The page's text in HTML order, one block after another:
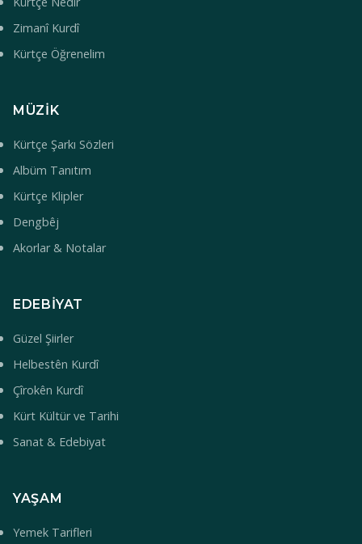
Zimanî Kurdî
Kürtçe Öğrenelim
MÜZIK
Kürtçe Şarkı Sözleri
Albüm Tanıtım
Kürtçe Klipler
Dengbêj
Akorlar & Notalar
EDEBIYAT
Güzel Şiirler
Helbestên Kurdî
Çîrokên Kurdî
Kürt Kültür ve Tarihi
Sanat & Edebiyat
YAŞAM
Yemek Tarifleri